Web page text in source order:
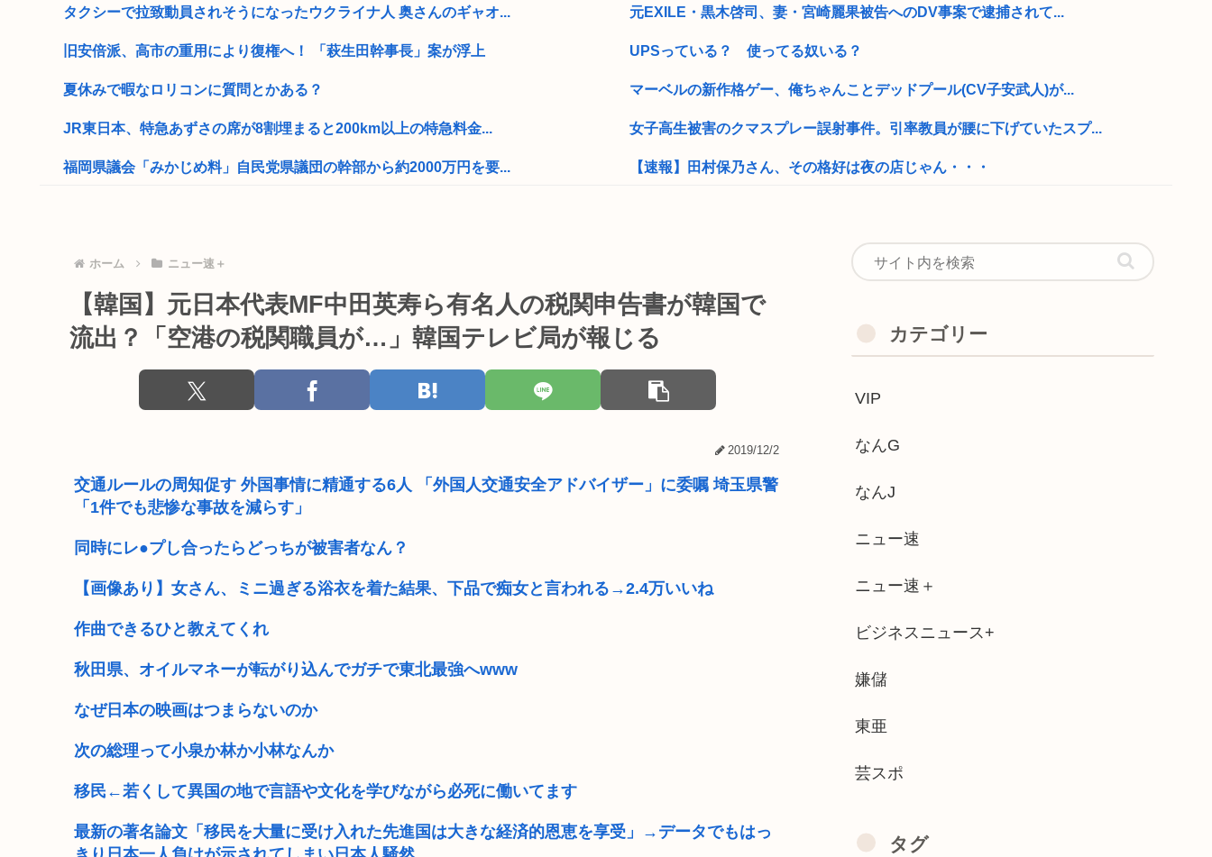
タクシーで拉致動員されそうになったウクライナ人 奥さんのギャオ...
旧安倍派、高市の重用により復権へ！ 「萩生田幹事長」案が浮上
夏休みで暇なロリコンに質問とかある？
JR東日本、特急あずさの席が8割埋まると200km以上の特急料金...
福岡県議会「みかじめ料」自民党県議団の幹部から約2000万円を要...
15歳少女に性的暴行した54歳、明らかにケンモメン
今だからこそスト2くらいシンプルな格ゲーを作って格ゲー人口を増や...
「飯塚幸三は上級国民だから逮捕されない」は間違いだった…むしろ飯...
高市早苗が全裸でガニ股オ●ニーしてる動画 or 高市早苗が口開け...
(ヽ゜ん゜)「AIはアメリカに都合のいいように出力結果を操作され...
4時だから窓から4回安倍晋三連呼した
トランプの支持率低迷中の共和党、中間選挙では「民主党はもっとひど...
でも移民を積極的に入れなきゃ日本という何もない小さな国はただ滅び...
【悲報動画】Claude、Z世代使用率ゼロパーセントを記録する
元EXILE・黒木啓司、妻・宮崎麗果被告へのDV事案で逮捕されて...
UPSっている？ 使ってる奴いる？
マーベルの新作格ゲー、俺ちゃんことデッドプール(CV子安武人)が...
女子高生被害のクマスプレー誤射事件。引率教員が腰に下げていたスプ...
【速報】田村保乃さん、その格好は夜の店じゃん・・・
元EXILE・黒木啓司、妻・宮崎麗果被告へのDV事案で逮捕されて...
【画像】大物YouTuber、AVと間違われて海外でバズるwww
【画像】日本のセクシー過ぎる女性犯罪者一覧が冗談抜きにレベル高過...
かつや「感謝祭」で超特大セール！！人気メニューが税抜150円引き...
【画像】このハゲにやられたJKがたくさんいるという事実
「隣に早く家建てろ」とうるさい義母。モデルハウス巡りを報告したら...
男の趣味Tier表、ヤバすぎる
ケツで売れててプロゲーマーと結婚したグラドル、息子の「自閉スペク...
イナゴライダーとかいう今の35歳~40歳くらいの男しか知らないバ...
ホーム ニュー速＋
【韓国】元日本代表MF中田英寿ら有名人の税関申告書が韓国で
流出？「空港の税関職員が…」韓国テレビ局が報じる
2019/12/2
交通ルールの周知促す 外国事情に精通する6人 「外国人交通安全アドバイザー」に委嘱 埼玉県警
「1件でも悲惨な事故を減らす」
同時にレ●プし合ったらどっちが被害者なん？
【画像あり】女さん、ミニ過ぎる浴衣を着た結果、下品で痴女と言われる→2.4万いいね
作曲できるひと教えてくれ
秋田県、オイルマネーが転がり込んでガチで東北最強へwww
なぜ日本の映画はつまらないのか
次の総理って小泉か林か小林なんか
移民←若くして異国の地で言語や文化を学びながら必死に働いてます
最新の著名論文「移民を大量に受け入れた先進国は大きな経済的恩恵を享受」→データでもはっ
カテゴリー
VIP
なんG
なんJ
ニュー速
ニュー速＋
ビジネスニュース+
嫌儲
東亜
芸スポ
タグ